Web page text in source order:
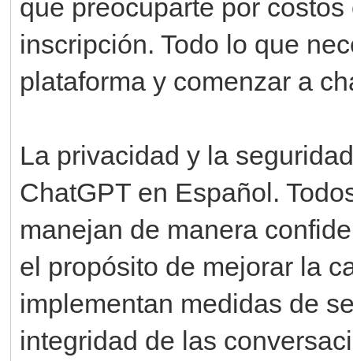
que preocuparte por
inscripción. Todo lo que
plataforma y comenzar a
La privacidad y la
ChatGPT en Español.
manejan de manera
el propósito de mejorar la
implementan medidas de
integridad de las